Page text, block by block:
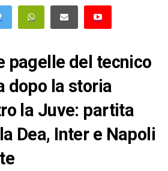
pagelle del tecnico
dopo la storia
la Juve: partita
Dea, Inter e Napoli